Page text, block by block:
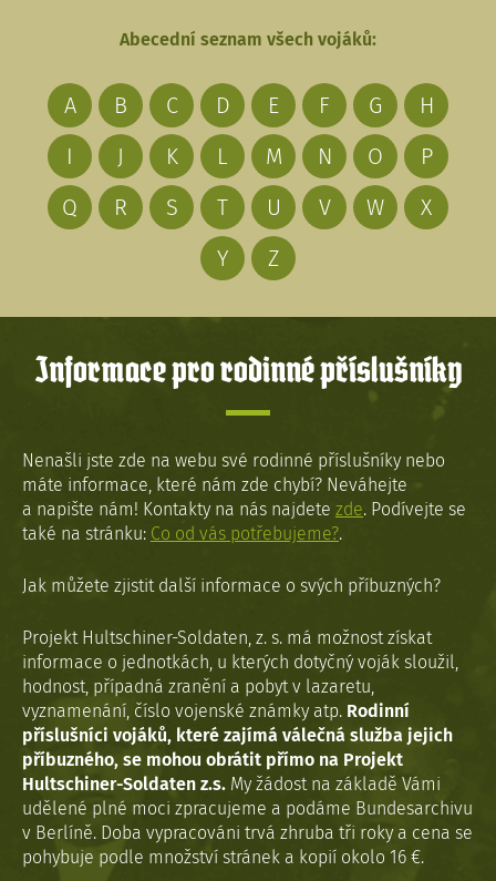
Abecední seznam všech vojáků:
A B C D E F G
H
I
J K L M N O
P
Q
R S T U V W
X
Y
Z
Informace pro rodinné příslušníky
Nenašli jste zde na webu své rodinné příslušníky nebo
máte informace, které nám zde chybí? Neváhejte
a napište nám! Kontakty na nás najdete zde. Podívejte se
také na stránku: Co od vás potřebujeme?.
Jak můžete zjistit další informace o svých příbuzných?
Projekt Hultschiner-Soldaten, z. s. má možnost získat
informace o jednotkách, u kterých dotyčný voják sloužil,
hodnost, případná zranění a pobyt v lazaretu,
vyznamenání, číslo vojenské známky atp. Rodinní
příslušníci vojáků, které zajímá válečná služba jejich
příbuzného, se mohou obrátit přímo na Projekt
Hultschiner-Soldaten z.s. My žádost na základě Vámi
udělené plné moci zpracujeme a podáme Bundesarchivu
v Berlíně. Doba vypracováni trvá zhruba tři roky a cena se
pohybuje podle množství stránek a kopií okolo 16 €.